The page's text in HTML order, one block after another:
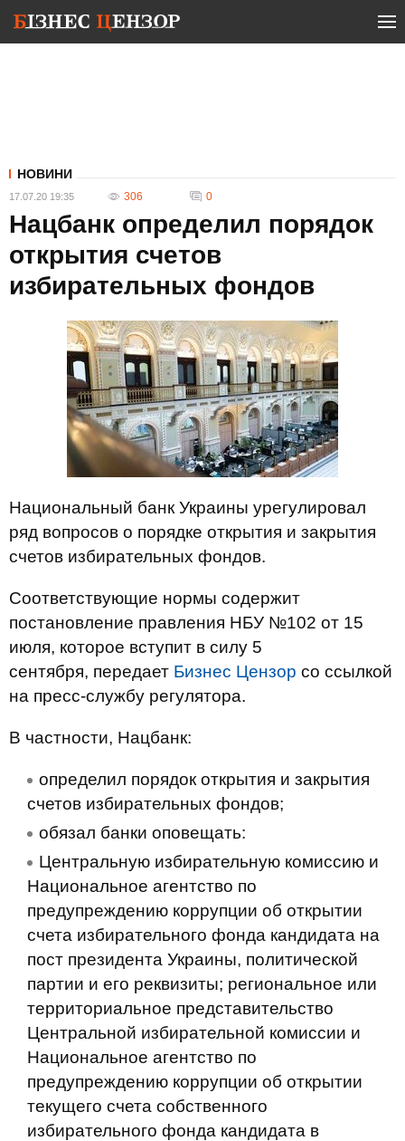
НОВИНИ
17.07.20 19:35 306 0
Нацбанк определил порядок
открытия счетов
избирательных фондов
Национальный банк Украины урегулировал
ряд вопросов о порядке открытия и закрытия
счетов избирательных фондов.
Соответствующие нормы содержит
постановление правления НБУ №102 от 15
июля, которое вступит в силу 5
сентября, передает Бизнес Цензор со ссылкой
на пресс-службу регулятора.
В частности, Нацбанк:
определил порядок открытия и закрытия
счетов избирательных фондов;
обязал банки оповещать:
Центральную избирательную комиссию и
Национальное агентство по
предупреждению коррупции об открытии
счета избирательного фонда кандидата на
пост президента Украины, политической
партии и его реквизиты; региональное или
территориальное представительство
Центральной избирательной комиссии и
Национальное агентство по
предупреждению коррупции об открытии
текущего счета собственного
избирательного фонда кандидата в